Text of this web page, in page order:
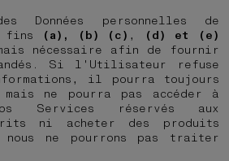
Données personnelles de
fins
(a), (b) (c) ,
(d) et (e)
nécessaire afin de fournir
Si l'Utilisateur refuse
il pourra toujours
ne pourra pas accéder à
Services réservés aux
ni acheter des produits
ne pourrons pas traiter